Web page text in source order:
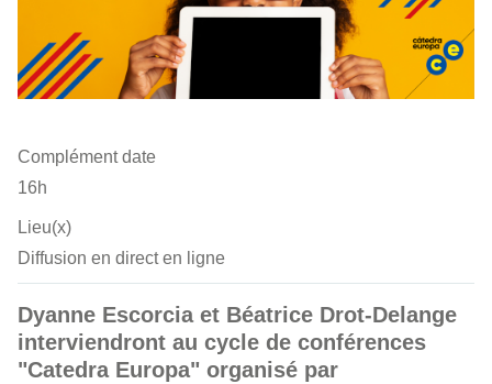
Complément date
16h
Lieu(x)
Diffusion en direct en ligne
Dyanne Escorcia et Béatrice Drot-Delange
interviendront au cycle de conférences
"Catedra Europa" organisé par